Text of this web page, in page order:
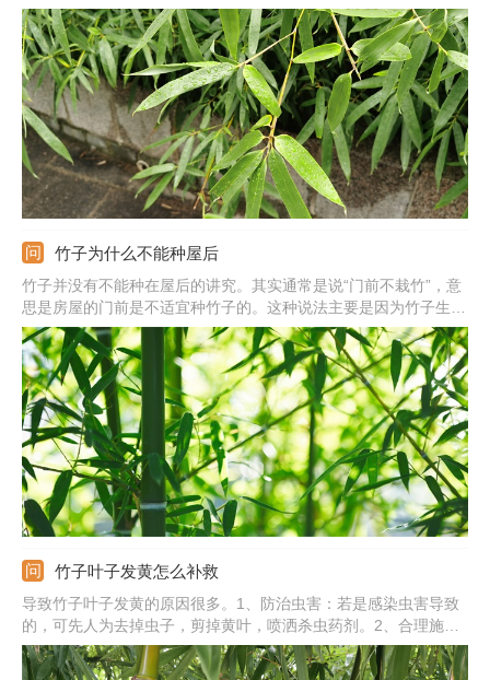
竹子为什么不能种屋后
竹子并没有不能种在屋后的讲究。其实通常是说“门前不栽竹”，意
思是房屋的门前是不适宜种竹子的。这种说法主要是因为竹子生长
高度超过房屋以后，会影响房屋的采光，使其潮湿、阴冷。还因为
竹子容易招致蛇虫，增加隐患。另外一种原因是竹子繁殖旺盛，可
能影响房屋的根基。
竹子叶子发黄怎么补救
导致竹子叶子发黄的原因很多。1、防治虫害：若是感染虫害导致
的，可先人为去掉虫子，剪掉黄叶，喷洒杀虫药剂。2、合理施
肥：若是缺少养分导致的，可施足基肥，定期追施薄肥。3、防晒
遮光：若是强光暴晒导致的，可注意防晒，剪掉黄叶。4、若是水